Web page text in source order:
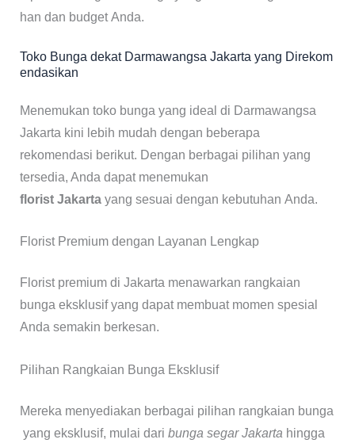
han dan budget Anda.
Toko Bunga dekat Darmawangsa Jakarta yang Direkom
endasikan
Menemukan toko bunga yang ideal di Darmawangsa
Jakarta kini lebih mudah dengan beberapa
rekomendasi berikut. Dengan berbagai pilihan yang
tersedia, Anda dapat menemukan
florist Jakartayang sesuai dengan kebutuhan Anda.
Florist Premium dengan Layanan Lengkap
Florist premium di Jakarta menawarkan rangkaian
bunga eksklusif yang dapat membuat momen spesial
Anda semakin berkesan.
Pilihan Rangkaian Bunga Eksklusif
Mereka menyediakan berbagai pilihan rangkaian bunga
yang eksklusif, mulai dari bunga segar Jakarta hingga